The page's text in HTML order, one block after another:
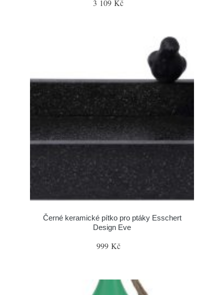
3 109 Kč
Černé keramické pítko pro ptáky Esschert
Design Eve
999 Kč